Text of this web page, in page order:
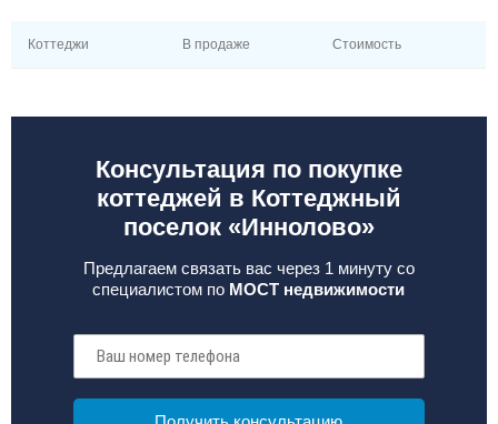
Коттеджи В продаже Стоимость
Консультация по покупке
коттеджей в Коттеджный
поселок «Иннолово»
Предлагаем связать вас через 1 минуту со
специалистом по МОСТ недвижимости